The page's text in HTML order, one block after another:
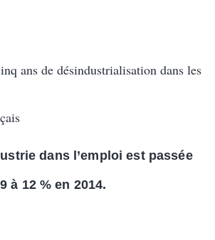
ans de désindustrialisation dans les
dans l’emploi est passée
à 12 % en 2014.